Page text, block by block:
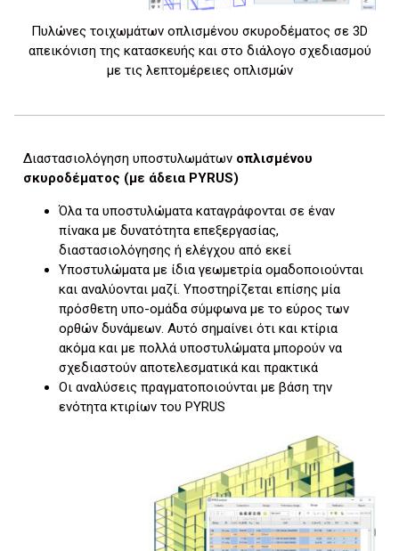
Πυλώνες τοιχωμάτων οπλισμένου σκυροδέματος σε 3D
απεικόνιση της κατασκευής και στο διάλογο σχεδιασμού
με τις λεπτομέρειες οπλισμών
Διαστασιολόγηση υποστυλωμάτων οπλισμένου
σκυροδέματος (με άδεια PYRUS)
Όλα τα υποστυλώματα καταγράφονται σε έναν
πίνακα με δυνατότητα επεξεργασίας,
διαστασιολόγησης ή ελέγχου από εκεί
Υποστυλώματα με ίδια γεωμετρία ομαδοποιούνται
και αναλύονται μαζί. Υποστηρίζεται επίσης μία
πρόσθετη υπο-ομάδα σύμφωνα με το εύρος των
ορθών δυνάμεων. Αυτό σημαίνει ότι και κτίρια
ακόμα και με πολλά υποστυλώματα μπορούν να
σχεδιαστούν αποτελεσματικά και πρακτικά
Οι αναλύσεις πραγματοποιούνται με βάση την
ενότητα κτιρίων του PYRUS